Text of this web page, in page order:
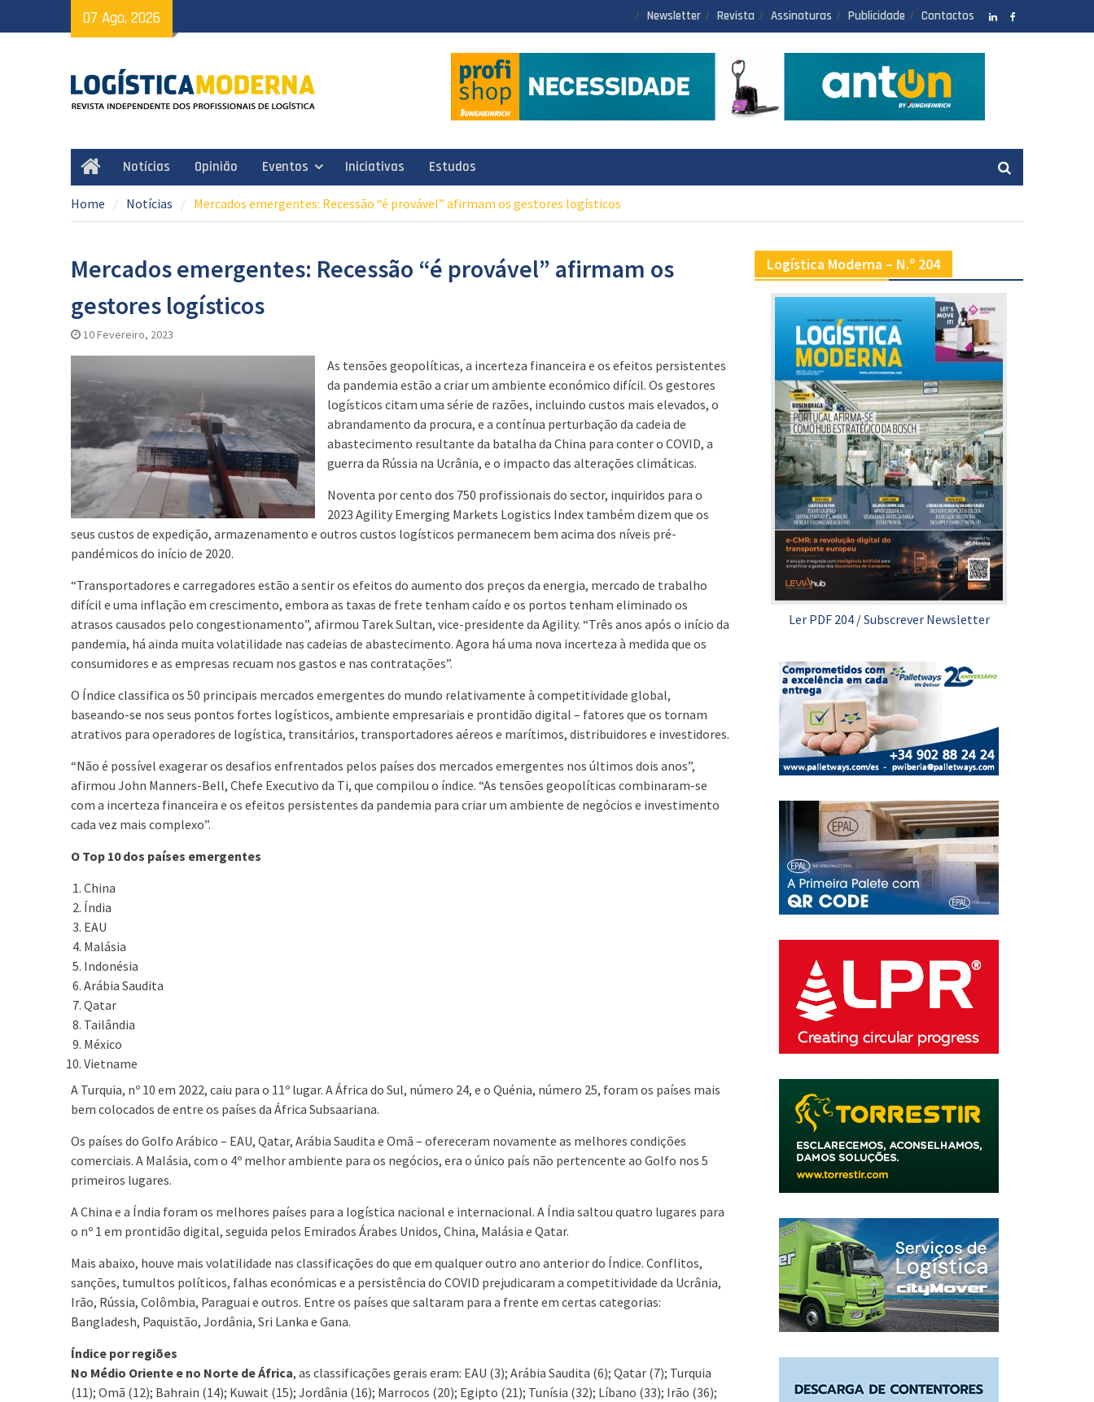
to
07 Ago, 2026 Newsletter Revista Assinaturas Publicidade Contactos
HomeNotícias Opinião Eventos Iniciativas Estudos
Home Notícias Mercados emergentes: Recessão “é provável” afirmam os gestores logísticos
Mercados emergentes: Recessão “é provável” afirmam os
gestores logísticos
10 Fevereiro, 2023
As tensões geopolíticas, a incerteza financeira e os efeitos persistentes
da pandemia estão a criar um ambiente económico difícil. Os gestores
logísticos citam uma série de razões, incluindo custos mais elevados, o
abrandamento da procura, e a contínua perturbação da cadeia de
abastecimento resultante da batalha da China para conter o COVID, a
guerra da Rússia na Ucrânia, e o impacto das alterações climáticas.
Noventa por cento dos 750 profissionais do sector, inquiridos para o
2023 Agility Emerging Markets Logistics Index também dizem que os
seus custos de expedição, armazenamento e outros custos logísticos permanecem bem acima dos níveis pré-
pandémicos do início de 2020.
“Transportadores e carregadores estão a sentir os efeitos do aumento dos preços da energia, mercado de trabalho
difícil e uma inflação em crescimento, embora as taxas de frete tenham caído e os portos tenham eliminado os
atrasos causados pelo congestionamento”, afirmou Tarek Sultan, vice-presidente da Agility. “Três anos após o início da
pandemia, há ainda muita volatilidade nas cadeias de abastecimento. Agora há uma nova incerteza à medida que os
consumidores e as empresas recuam nos gastos e nas contratações”.
O Índice classifica os 50 principais mercados emergentes do mundo relativamente à competitividade global,
baseando-se nos seus pontos fortes logísticos, ambiente empresariais e prontidão digital – fatores que os tornam
atrativos para operadores de logística, transitários, transportadores aéreos e marítimos, distribuidores e investidores.
“Não é possível exagerar os desafios enfrentados pelos países dos mercados emergentes nos últimos dois anos”,
afirmou John Manners-Bell, Chefe Executivo da Ti, que compilou o índice. “As tensões geopolíticas combinaram-se
com a incerteza financeira e os efeitos persistentes da pandemia para criar um ambiente de negócios e investimento
cada vez mais complexo”.
O Top 10 dos países emergentes
China
Índia
EAU
Malásia
Indonésia
Arábia Saudita
Qatar
Tailândia
México
Vietname
A Turquia, nº 10 em 2022, caiu para o 11º lugar. A África do Sul, número 24, e o Quénia, número 25, foram os países mais
bem colocados de entre os países da África Subsaariana.
Os países do Golfo Arábico – EAU, Qatar, Arábia Saudita e Omã – ofereceram novamente as melhores condições
comerciais. A Malásia, com o 4º melhor ambiente para os negócios, era o único país não pertencente ao Golfo nos 5
primeiros lugares.
A China e a Índia foram os melhores países para a logística nacional e internacional. A Índia saltou quatro lugares para
o nº 1 em prontidão digital, seguida pelos Emirados Árabes Unidos, China, Malásia e Qatar.
Mais abaixo, houve mais volatilidade nas classificações do que em qualquer outro ano anterior do Índice. Conflitos,
sanções, tumultos políticos, falhas económicas e a persistência do COVID prejudicaram a competitividade da Ucrânia,
Irão, Rússia, Colômbia, Paraguai e outros. Entre os países que saltaram para a frente em certas categorias:
Bangladesh, Paquistão, Jordânia, Sri Lanka e Gana.
Índice por regiões
No Médio Oriente e no Norte de África, as classificações gerais eram: EAU (3); Arábia Saudita (6); Qatar (7); Turquia
(11); Omã (12); Bahrain (14); Kuwait (15); Jordânia (16); Marrocos (20); Egipto (21); Tunísia (32); Líbano (33); Irão (36);
Logística Moderna – N.º 204
Ler PDF 204/Subscrever Newsletter